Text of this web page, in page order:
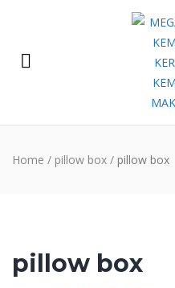
Home / pillow box / pillow box
pillow box